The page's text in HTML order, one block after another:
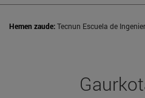
Hemen zaude:Tecnun Escuela de